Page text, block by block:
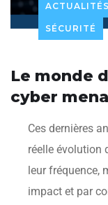
ACTUALITÉS
SÉCURITÉ
Le monde
cyber
Ces dernières
réelle évolution
leur fréquence,
impact et par